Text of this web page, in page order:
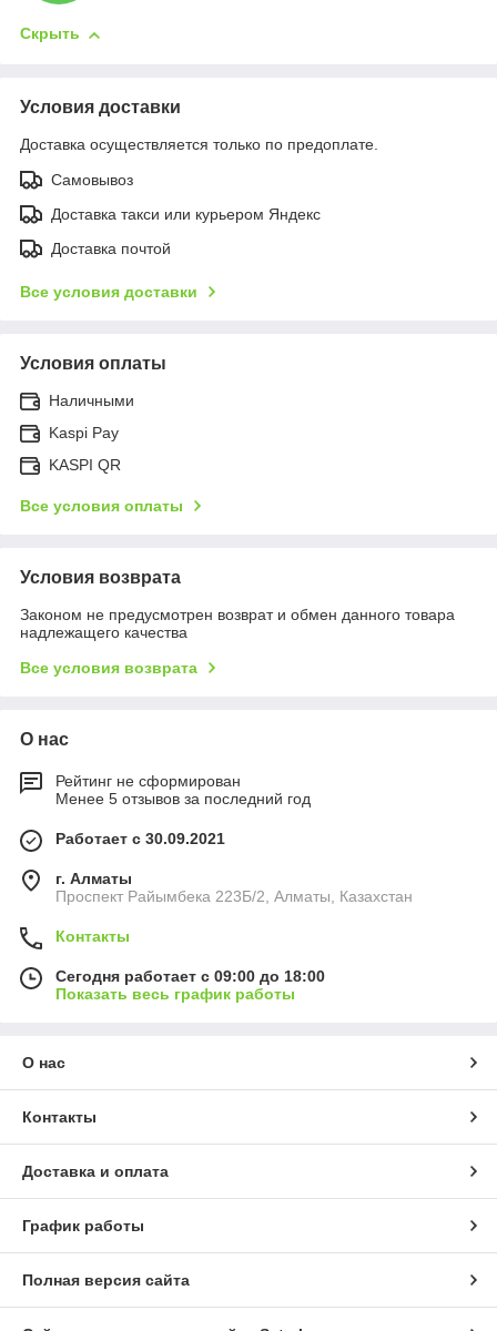
Скрыть
Условия доставки
Доставка осуществляется только по предоплате.
Самовывоз
Доставка такси или курьером Яндекс
Доставка почтой
Все условия доставки
Условия оплаты
Наличными
Kaspi Pay
KASPI QR
Все условия оплаты
Условия возврата
Законом не предусмотрен возврат и обмен данного товара
надлежащего качества
Все условия возврата
О нас
Рейтинг не сформирован
Менее 5 отзывов за последний год
Работает с 30.09.2021
г. Алматы
Проспект Райымбека 223Б/2, Алматы, Казахстан
Контакты
Сегодня работает с 09:00 до 18:00
Показать весь график работы
О нас
Контакты
Доставка и оплата
График работы
Полная версия сайта